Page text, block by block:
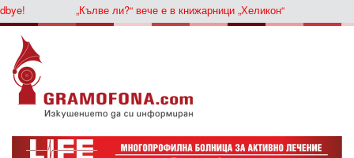
„Кълве ли?“ вече е в книжарници „Хеликон“